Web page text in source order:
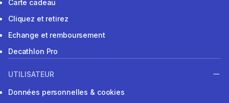
Carte cadeau
Cliquez et retirez
Echange et remboursement
Decathlon Pro
UTILISATEUR
Données personnelles & cookies